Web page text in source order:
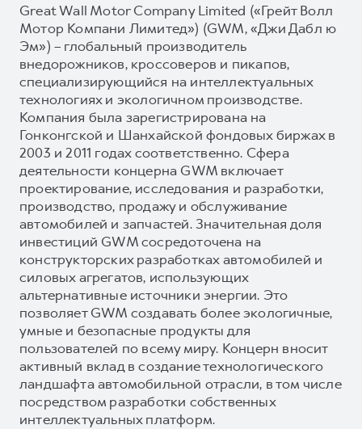
Great Wall Motor Company Limited («Грейт Волл
Мотор Компани Лимитед») (GWM, «Джи Дабл ю
Эм») – глобальный производитель
внедорожников, кроссоверов и пикапов,
специализирующийся на интеллектуальных
технологиях и экологичном производстве.
Компания была зарегистрирована на
Гонконгской и Шанхайской фондовых биржах в
2003 и 2011 годах соответственно. Сфера
деятельности концерна GWM включает
проектирование, исследования и разработки,
производство, продажу и обслуживание
автомобилей и запчастей. Значительная доля
инвестиций GWM сосредоточена на
конструкторских разработках автомобилей и
силовых агрегатов, использующих
альтернативные источники энергии. Это
позволяет GWM создавать более экологичные,
умные и безопасные продукты для
пользователей по всему миру. Концерн вносит
активный вклад в создание технологического
ландшафта автомобильной отрасли, в том числе
посредством разработки собственных
интеллектуальных платформ.